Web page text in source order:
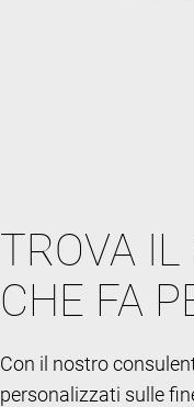
TROVA
CHE FA
Con il nostro
personalizzati sulle